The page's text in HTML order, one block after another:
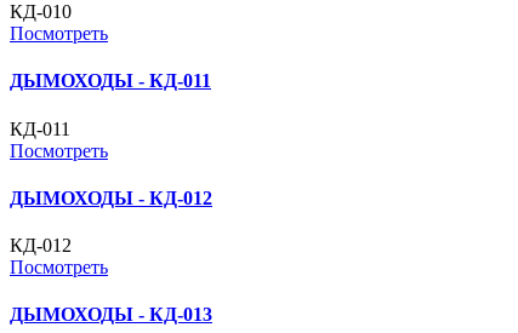
КД-010
Посмотреть
ДЫМОХОДЫ - КД-011
КД-011
Посмотреть
ДЫМОХОДЫ - КД-012
КД-012
Посмотреть
ДЫМОХОДЫ - КД-013